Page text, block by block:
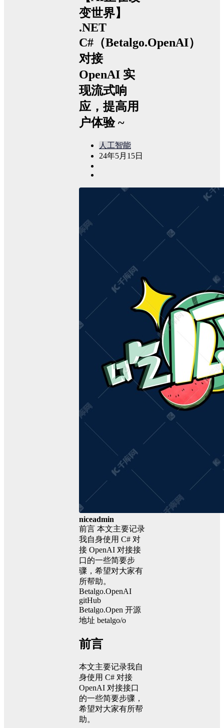
变世界】
.NET
C#（Betalgo.OpenAI）
对接
OpenAI 实
现流式响
应，提高用
户体验 ~
人工智能
24年5月15日
niceadmin
前言 本文主要记录
我自身使用 C# 对
接 OpenAI 对接接
口的一些简要步
骤，希望对大家有
所帮助。
Betalgo.OpenAI
gitHub
Betalgo.Open 开源
地址 betalgo/o
前言
本文主要记录我自
身使用 C# 对接
OpenAI 对接接口
的一些简要步骤，
希望对大家有所帮
助。